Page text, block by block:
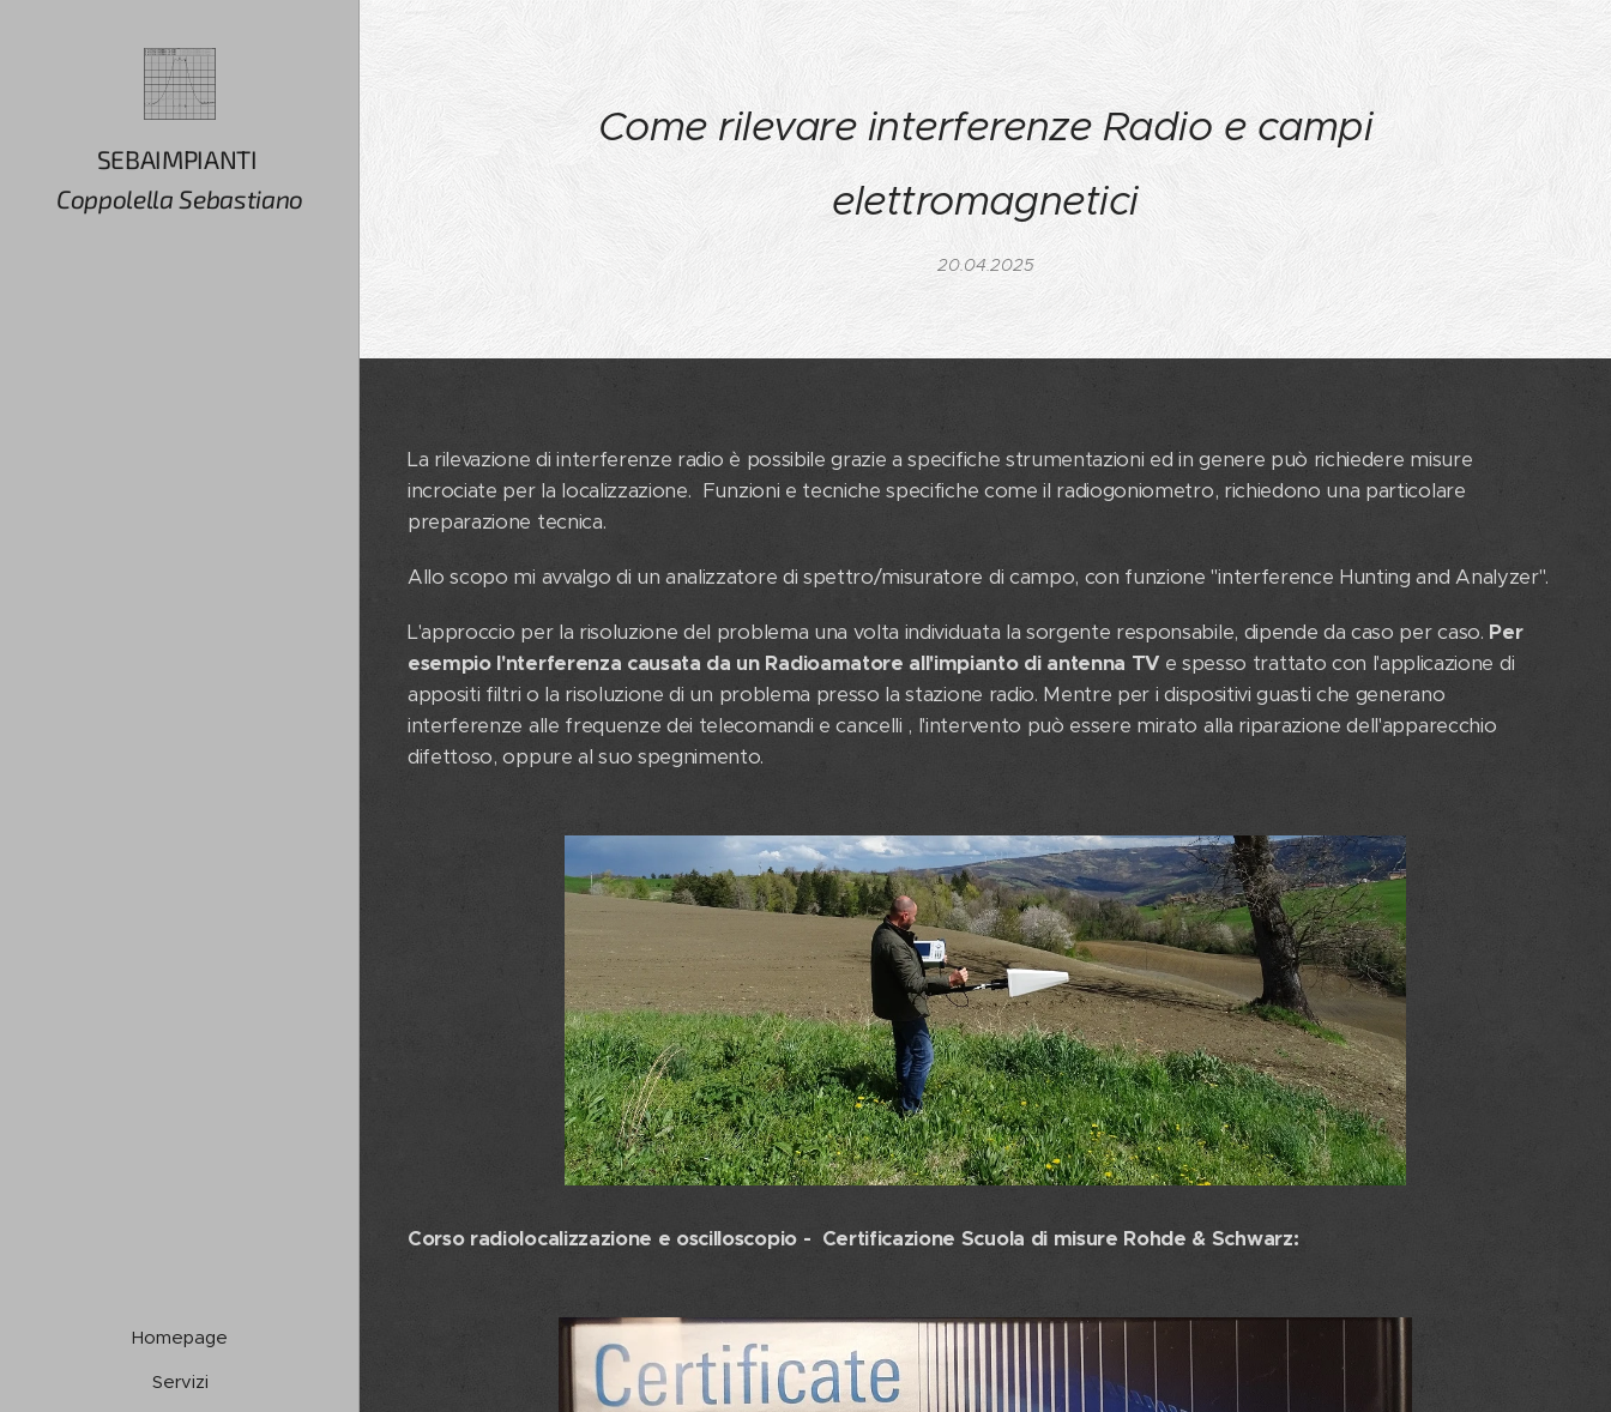
SEBAIMPIANTI
Coppolella Sebastiano
Homepage
Servizi
Come rilevare interferenze Radio e campi
elettromagnetici
20.04.2025
La rilevazione di interferenze radio è possibile grazie a specifiche strumentazioni ed in genere può richiedere misure
incrociate per la localizzazione. Funzioni e tecniche specifiche come il radiogoniometro, richiedono una particolare
preparazione tecnica.
Allo scopo mi avvalgo di un analizzatore di spettro/misuratore di campo, con funzione "interference Hunting and Analyzer".
L'approccio per la risoluzione del problema una volta individuata la sorgente responsabile, dipende da caso per caso. Per
esempio l'nterferenza causata da un Radioamatore all'impianto di antenna TV e spesso trattato con l'applicazione di
appositi filtri o la risoluzione di un problema presso la stazione radio. Mentre per i dispositivi guasti che generano
interferenze alle frequenze dei telecomandi e cancelli , l'intervento può essere mirato alla riparazione dell'apparecchio
difettoso, oppure al suo spegnimento.
Corso radiolocalizzazione e oscilloscopio - Certificazione Scuola di misure Rohde & Schwarz: